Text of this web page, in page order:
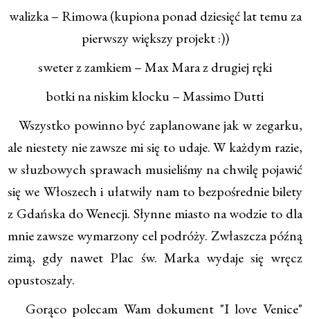
walizka – Rimowa (kupiona ponad dziesięć lat temu za
pierwszy większy projekt :))
sweter z zamkiem – Max Mara z drugiej ręki
botki na niskim klocku – Massimo Dutti
Wszystko powinno być zaplanowane jak w zegarku,
ale niestety nie zawsze mi się to udaje. W każdym razie,
w słuzbowych sprawach musieliśmy na chwilę pojawić
się we Włoszech i ułatwiły nam to bezpośrednie bilety
z Gdańska do Wenecji. Słynne miasto na wodzie to dla
mnie zawsze wymarzony cel podróży. Zwłaszcza późną
zimą, gdy nawet Plac św. Marka wydaje się wręcz
opustoszały.
Gorąco polecam Wam dokument "I love Venice"